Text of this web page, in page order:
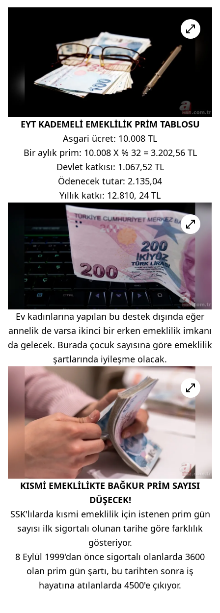
EYT KADEMELİ EMEKLİLİK PRİM TABLOSU
Asgari ücret: 10.008 TL
Bir aylık prim: 10.008 X % 32 = 3.202,56 TL
Devlet katkısı: 1.067,52 TL
Ödenecek tutar: 2.135,04
Yıllık katkı: 12.810, 24 TL
Ev kadınlarına yapılan bu destek dışında eğer
annelik de varsa ikinci bir erken emeklilik imkanı
da gelecek. Burada çocuk sayısına göre emeklilik
şartlarında iyileşme olacak.
KISMİ EMEKLİLİKTE BAĞKUR PRİM SAYISI
DÜŞECEK!
SSK'lılarda kısmi emeklilik için istenen prim gün
sayısı ilk sigortalı olunan tarihe göre farklılık
gösteriyor.
8 Eylül 1999'dan önce sigortalı olanlarda 3600
olan prim gün şartı, bu tarihten sonra iş
hayatına atılanlarda 4500'e çıkıyor.